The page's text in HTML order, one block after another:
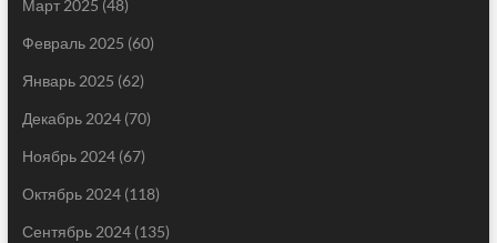
Март 2025 (48)
Февраль 2025 (60)
Январь 2025 (62)
Декабрь 2024(70)
Ноябрь 2024(67)
Октябрь 2024(118)
Сентябрь 2024(135)